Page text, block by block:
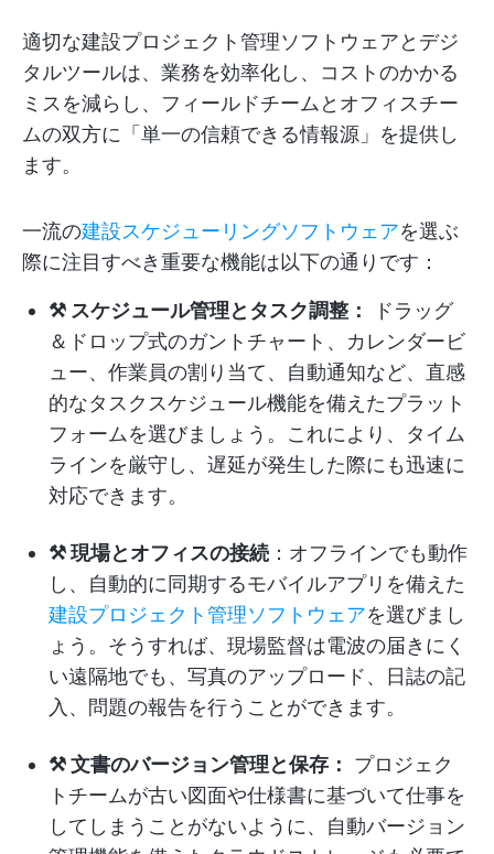
適切な建設プロジェクト管理ソフトウェアとデジ
タルツールは、業務を効率化し、コストのかかる
ミスを減らし、フィールドチームとオフィスチー
ムの双方に「単一の信頼できる情報源」を提供し
ます。
一流の建設スケジューリングソフトウェアを選ぶ
際に注目すべき重要な機能は以下の通りです：
⚒️ スケジュール管理とタスク調整：
ドラッグ
＆ドロップ式のガントチャート、カレンダービ
ュー、作業員の割り当て、自動通知など、直感
的なタスクスケジュール機能を備えたプラット
フォームを選びましょう。これにより、タイム
ラインを厳守し、遅延が発生した際にも迅速に
対応できます。
⚒️ 現場とオフィスの接続 ：オフラインでも動作
し、自動的に同期するモバイルアプリを備えた
建設プロジェクト管理ソフトウェアを選びまし
ょう。そうすれば、現場監督は電波の届きにく
い遠隔地でも、写真のアップロード、日誌の記
入、問題の報告を行うことができます。
⚒️ 文書のバージョン管理と保存：
プロジェク
トチームが古い図面や仕様書に基づいて仕事を
してしまうことがないように、自動バージョン